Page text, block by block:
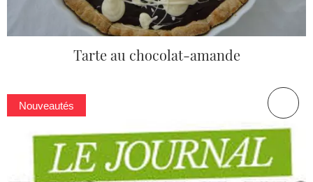
Tarte au chocolat-amande
Nouveautés